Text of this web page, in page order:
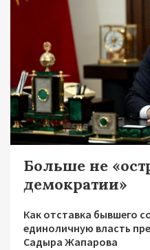
Больше не
демократии»
Как отставка бывшего
единоличную власть
Садыра Жапарова